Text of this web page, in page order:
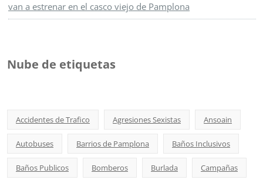
van a estrenar en el casco viejo de Pamplona
Nube de etiquetas
Accidentes de Trafico Agresiones Sexistas Ansoain
Autobuses Barrios de Pamplona Baños Inclusivos
Baños Publicos Bomberos Burlada Campañas